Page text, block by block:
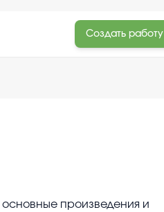
Создать работу
основные произведения и